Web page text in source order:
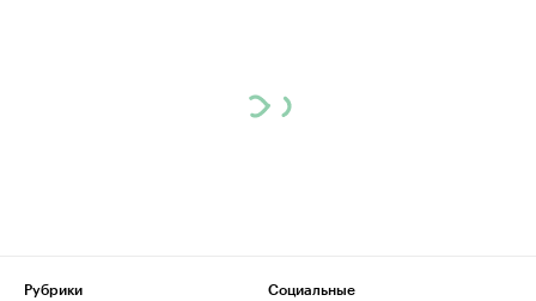
Рубрики
Социальные